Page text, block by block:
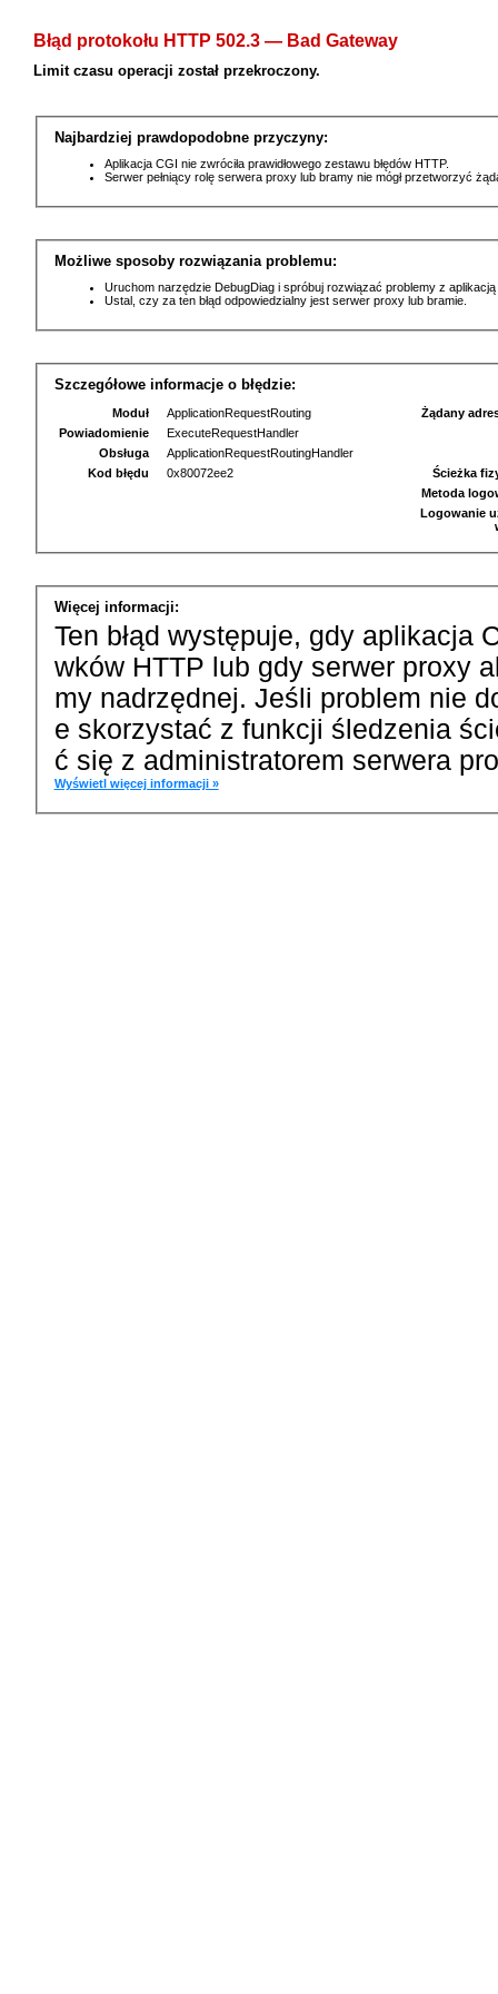
Błąd protokołu HTTP 502.3 — Bad Gateway
Limit czasu operacji został przekroczony.
Najbardziej prawdopodobne przyczyny:
Aplikacja CGI nie zwróciła prawidłowego zestawu błędów HTTP.
Serwer pełniący rolę serwera proxy lub bramy nie mógł przetworzyć
Możliwe sposoby rozwiązania problemu:
Uruchom narzędzie DebugDiag i spróbuj rozwiązać problemy z
Ustal, czy za ten błąd odpowiedzialny jest serwer proxy lub bramie.
Szczegółowe informacje o błędzie:
Moduł
ApplicationRequestRouting
Powiadomienie
ExecuteRequestHandler
Obsługa
ApplicationRequestRoutingHandler
Kod błędu
0x80072ee2
Żądany
Ścieżka
Metoda
Logowanie
Więcej informacji:
Ten błąd występuje, gdy aplikacja
wków HTTP lub gdy serwer proxy
my nadrzędnej. Jeśli problem nie
e skorzystać z funkcji śledzenia
ć się z administratorem serwera
Wyświetl więcej informacji »